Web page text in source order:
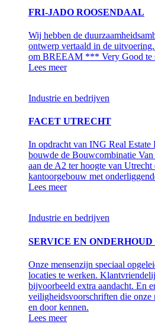
FRI-JADO ROOSENDAAL
Wij hebben de
ontwerp vertaald in de
om BREEAM *** Very Good te
Lees meer
Industrie en bedrijven
FACET UTRECHT
In opdracht van ING Real Estate
bouwde de Bouwcombinatie
aan de A2 ter hoogte van
kantoorgebouw met
Lees meer
Industrie en bedrijven
SERVICE EN
Onze mensenzijn speciaal
locaties te werken.
bijvoorbeeld extra aandacht. En
veiligheidsvoorschriften die onze
en door kennen.
Lees meer